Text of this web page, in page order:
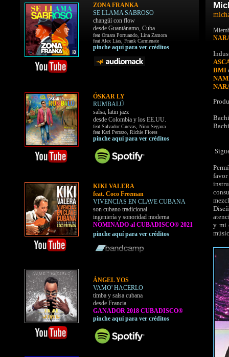
ZONA FRANKA
SE LLAMA SABROSO
changüí con flow
desde Guantánamo, Cuba
feat Omara Portuando, Lina Zamora
feat Alex Lias, Frank Carmenate
pinche aquí para ver créditos
ÓSKAR LY
RUMBALÚ
salsa, latin jazz
desde Colombia y los EE.UU.
feat Salvador Cuevas, Nino Segarra
feat Karl Perrazo, Richie Flores
pinche aquí para ver créditos
KIKI VALERA
feat. Coco Freeman
VIVENCIAS EN CLAVE CUBANA
son cubano tradicional
ingeniería y sonoridad moderna
NOMINADO al CUBADISCO® 2021
pinche aquí para ver créditos
ÁNGEL YOS
VAMO' HACERLO
timba y salsa cubana
desde Francia
GANADOR 2018 CUBADISCO®
pinche aquí para ver créditos
BMI
favor
y mi